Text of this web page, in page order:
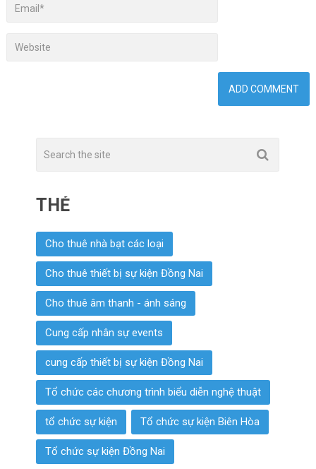
THẺ
Cho thuê nhà bạt các loại
Cho thuê thiết bị sự kiện Đồng Nai
Cho thuê âm thanh - ánh sáng
Cung cấp nhân sự events
cung cấp thiết bị sự kiện Đồng Nai
Tổ chức các chương trình biểu diễn nghệ thuật
tổ chức sự kiện Tổ chức sự kiện Biên Hòa
Tổ chức sự kiện Đồng Nai